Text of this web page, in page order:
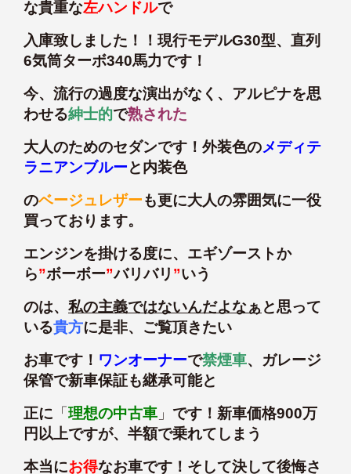
な貴重な左ハンドルで
入庫致しました！！現行モデルG30型、直列
6気筒ターボ340馬力です！
今、流行の過度な演出がなく、アルピナを思
わせる紳士的で熟された
大人のためのセダンです！外装色のメディテ
ラニアンブルーと内装色
のベージュレザーも更に大人の雰囲気に一役
買っております。
エンジンを掛ける度に、エギゾーストか
ら”ボーボー”バリバリ ”いう
のは、 私の主義ではないんだよなぁと思って
いる貴方に是非、ご覧頂きたい
お車です！ ワンオーナーで禁煙車、ガレージ
保管で新車保証も継承可能と
正に 「 理想の中古車 」 です！新車価格900万
円以上ですが、半額で乗れてしまう
本当にお得なお車です！そして決して後悔さ